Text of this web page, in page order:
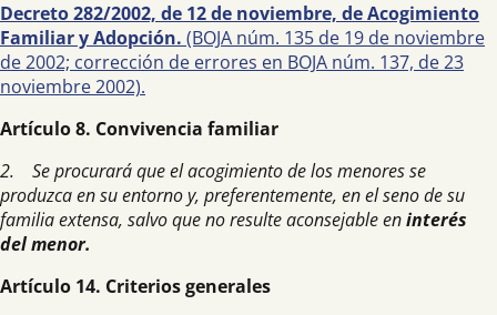
Decreto 282/2002, de 12 de noviembre, de Acogimiento
Familiar y Adopción. (BOJA núm. 135 de 19 de noviembre
de 2002; corrección de errores en BOJA núm. 137, de 23
noviembre 2002).
Artículo 8. Convivencia familiar
2. Se procurará que el acogimiento de los menores se
produzca en su entorno y, preferentemente, en el seno de su
familia extensa, salvo que no resulte aconsejable eninterés
del menor.
Artículo 14. Criterios generales